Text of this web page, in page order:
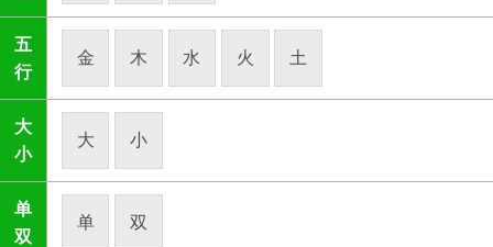
五
行
金 木 水 火 土
大
小
大 小
单
双
单 双